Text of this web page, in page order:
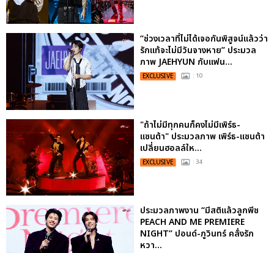
“ช่วงเวลาที่ไม่ได้เจอกันพิสูจน์แล้วว่า
รักแท้จะไม่มีวันจางหาย” ประมวล
ภาพ JAEHYUN กับแฟน...
EXCLUSIVE : 10
"ถ้าไม่มีทุกคนก็คงไม่มีเพิร์ธ-
แซนต้า" ประมวลภาพ เพิร์ธ-แซนต้า
เปลี่ยนฮอลล์ให...
EXCLUSIVE : 34
ประมวลภาพงาน “มีสติแล้วลูกพีช
PEACH AND ME PREMIERE
NIGHT” ปอนด์-ภูวินทร์ คลั่งรัก
หวา...